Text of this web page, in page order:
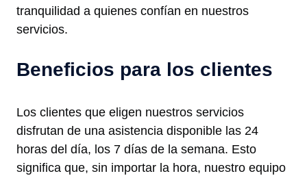
tranquilidad a quienes confían en nuestros
servicios.
Beneficios para los clientes
Los clientes que eligen nuestros servicios
disfrutan de una asistencia disponible las 24
horas del día, los 7 días de la semana. Esto
significa que, sin importar la hora, nuestro equipo